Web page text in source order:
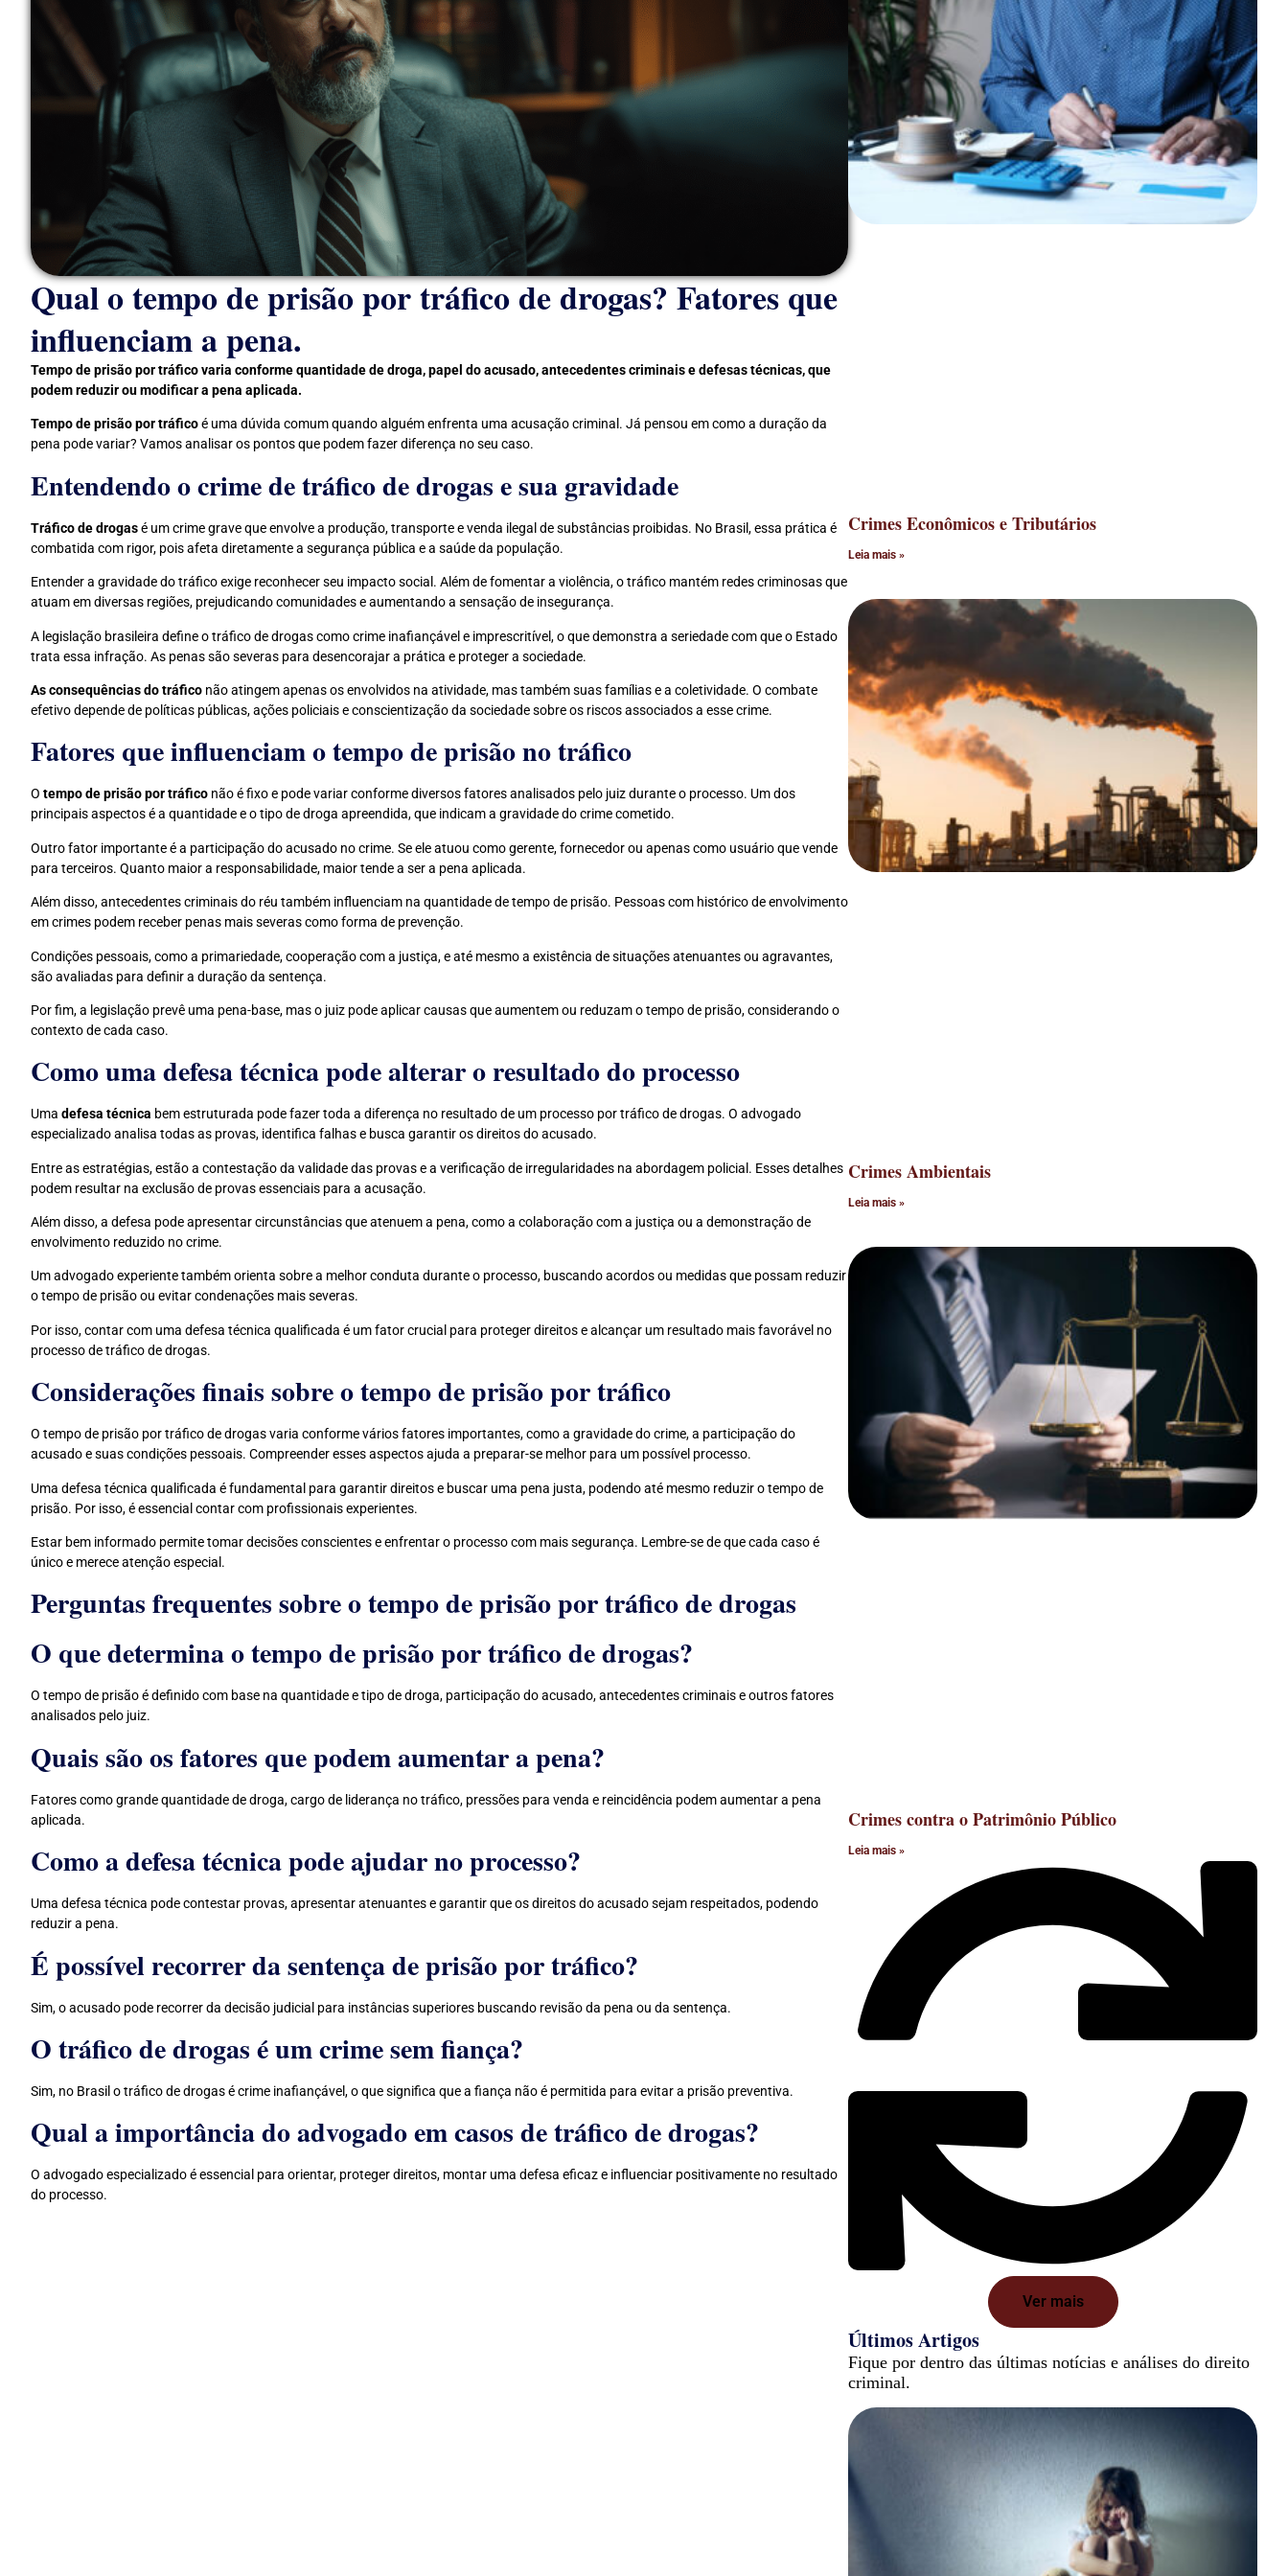
Qual o tempo de prisão por tráfico de drogas? Fatores que
influenciam a pena.
Tempo de prisão por tráfico varia conforme quantidade de droga, papel do acusado, antecedentes criminais e defesas técnicas, que
podem reduzir ou modificar a pena aplicada.
Tempo de prisão por tráficoé uma dúvida comum quando alguém enfrenta uma acusação criminal. Já pensou em como a duração da
pena pode variar? Vamos analisar os pontos que podem fazer diferença no seu caso.
Entendendo o crime de tráfico de drogas e sua gravidade
Tráfico de drogasé um crime grave que envolve a produção, transporte e venda ilegal de substâncias proibidas. No Brasil, essa prática é
combatida com rigor, pois afeta diretamente a segurança pública e a saúde da população.
Entender a gravidade do tráfico exige reconhecer seu impacto social. Além de fomentar a violência, o tráfico mantém redes criminosas que
atuam em diversas regiões, prejudicando comunidades e aumentando a sensação de insegurança.
A legislação brasileira define o tráfico de drogas como crime inafiançável e imprescritível, o que demonstra a seriedade com que o Estado
trata essa infração. As penas são severas para desencorajar a prática e proteger a sociedade.
As consequências do tráfico não atingem apenas os envolvidos na atividade, mas também suas famílias e a coletividade. O combate
efetivo depende de políticas públicas, ações policiais e conscientização da sociedade sobre os riscos associados a esse crime.
Fatores que influenciam o tempo de prisão no tráfico
O tempo de prisão por tráfico não é fixo e pode variar conforme diversos fatores analisados pelo juiz durante o processo. Um dos
principais aspectos é a quantidade e o tipo de droga apreendida, que indicam a gravidade do crime cometido.
Outro fator importante é a participação do acusado no crime. Se ele atuou como gerente, fornecedor ou apenas como usuário que vende
para terceiros. Quanto maior a responsabilidade, maior tende a ser a pena aplicada.
Além disso, antecedentes criminais do réu também influenciam na quantidade de tempo de prisão. Pessoas com histórico de envolvimento
em crimes podem receber penas mais severas como forma de prevenção.
Condições pessoais, como a primariedade, cooperação com a justiça, e até mesmo a existência de situações atenuantes ou agravantes,
são avaliadas para definir a duração da sentença.
Por fim, a legislação prevê uma pena-base, mas o juiz pode aplicar causas que aumentem ou reduzam o tempo de prisão, considerando o
contexto de cada caso.
Como uma defesa técnica pode alterar o resultado do processo
Uma defesa técnica bem estruturada pode fazer toda a diferença no resultado de um processo por tráfico de drogas. O advogado
especializado analisa todas as provas, identifica falhas e busca garantir os direitos do acusado.
Entre as estratégias, estão a contestação da validade das provas e a verificação de irregularidades na abordagem policial. Esses detalhes
podem resultar na exclusão de provas essenciais para a acusação.
Além disso, a defesa pode apresentar circunstâncias que atenuem a pena, como a colaboração com a justiça ou a demonstração de
envolvimento reduzido no crime.
Um advogado experiente também orienta sobre a melhor conduta durante o processo, buscando acordos ou medidas que possam reduzir
o tempo de prisão ou evitar condenações mais severas.
Por isso, contar com uma defesa técnica qualificada é um fator crucial para proteger direitos e alcançar um resultado mais favorável no
processo de tráfico de drogas.
Considerações finais sobre o tempo de prisão por tráfico
O tempo de prisão por tráfico de drogas varia conforme vários fatores importantes, como a gravidade do crime, a participação do
acusado e suas condições pessoais. Compreender esses aspectos ajuda a preparar-se melhor para um possível processo.
Uma defesa técnica qualificada é fundamental para garantir direitos e buscar uma pena justa, podendo até mesmo reduzir o tempo de
prisão. Por isso, é essencial contar com profissionais experientes.
Estar bem informado permite tomar decisões conscientes e enfrentar o processo com mais segurança. Lembre-se de que cada caso é
único e merece atenção especial.
Perguntas frequentes sobre o tempo de prisão por tráfico de drogas
O que determina o tempo de prisão por tráfico de drogas?
O tempo de prisão é definido com base na quantidade e tipo de droga, participação do acusado, antecedentes criminais e outros fatores
analisados pelo juiz.
Quais são os fatores que podem aumentar a pena?
Fatores como grande quantidade de droga, cargo de liderança no tráfico, pressões para venda e reincidência podem aumentar a pena
aplicada.
Como a defesa técnica pode ajudar no processo?
Uma defesa técnica pode contestar provas, apresentar atenuantes e garantir que os direitos do acusado sejam respeitados, podendo
reduzir a pena.
É possível recorrer da sentença de prisão por tráfico?
Sim, o acusado pode recorrer da decisão judicial para instâncias superiores buscando revisão da pena ou da sentença.
O tráfico de drogas é um crime sem fiança?
Sim, no Brasil o tráfico de drogas é crime inafiançável, o que significa que a fiança não é permitida para evitar a prisão preventiva.
Qual a importância do advogado em casos de tráfico de drogas?
O advogado especializado é essencial para orientar, proteger direitos, montar uma defesa eficaz e influenciar positivamente no resultado
do processo.
Crimes Econômicos e Tributários
Leia mais »
Crimes Ambientais
Leia mais »
Crimes contra o Patrimônio Público
Leia mais »
Ver mais
Últimos Artigos
Fique por dentro das últimas notícias e análises do direito
criminal.